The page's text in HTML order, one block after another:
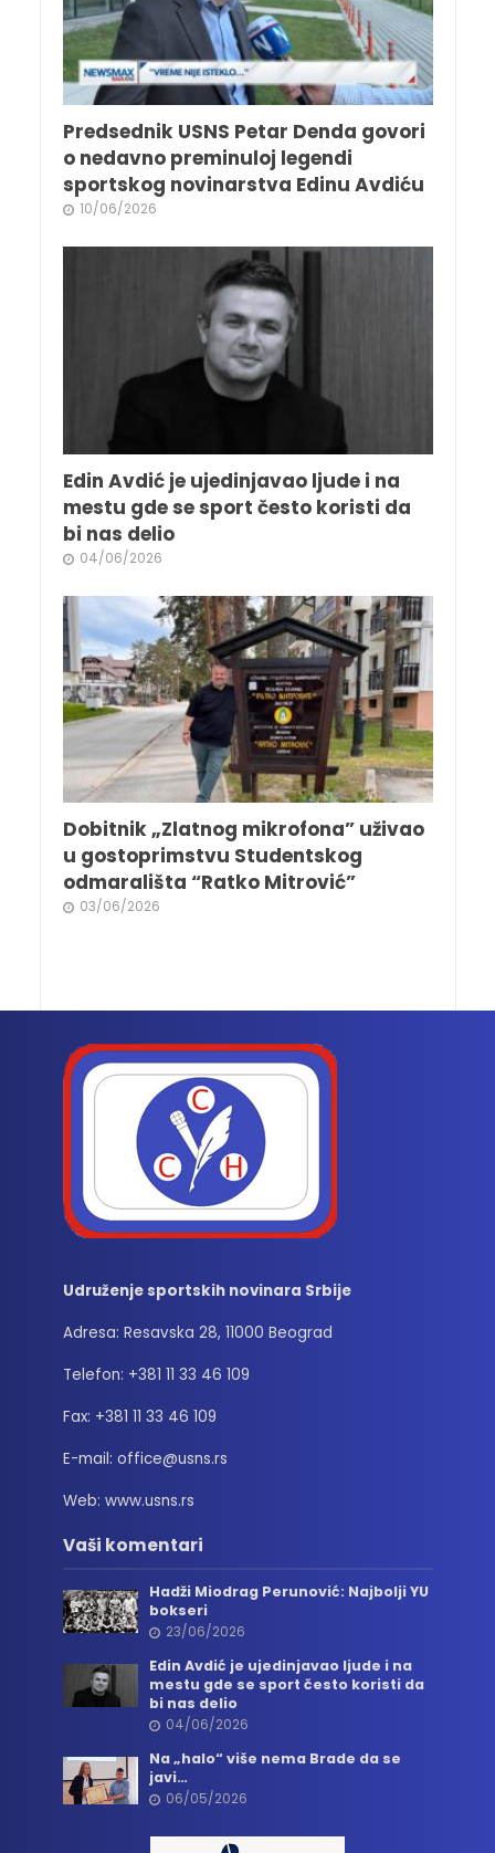
Predsednik USNS Petar Denda govori
o nedavno preminuloj legendi
sportskog novinarstva Edinu Avdiću
10/06/2026
Edin Avdić je ujedinjavao ljude i na
mestu gde se sport često koristi da
bi nas delio
04/06/2026
Dobitnik „Zlatnog mikrofona” uživao
u gostoprimstvu Studentskog
odmarališta “Ratko Mitrović”
03/06/2026
Udruženje sportskih novinara Srbije
Adresa: Resavska 28, 11000 Beograd
Telefon: +381 11 33 46 109
Fax: +381 11 33 46 109
E-mail: office@usns.rs
Web: www.usns.rs
Vaši komentari
Hadži Miodrag Perunović: Najbolji YU
bokseri
23/06/2026
Edin Avdić je ujedinjavao ljude i na
mestu gde se sport često koristi da
bi nas delio
04/06/2026
Na „halo“ više nema Brade da se
javi…
06/05/2026